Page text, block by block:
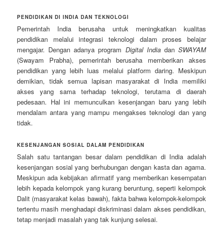
PENDIDIKAN DI INDIA DAN TEKNOLOGI
Pemerintah India berusaha untuk meningkatkan kualitas
pendidikan melalui integrasi teknologi dalam proses belajar
mengajar. Dengan adanya program Digital Indiadan SWAYAM
(Swayam Prabha), pemerintah berusaha memberikan akses
pendidikan yang lebih luas melalui platform daring. Meskipun
demikian, tidak semua lapisan masyarakat di India memiliki
akses yang sama terhadap teknologi, terutama di daerah
pedesaan. Hal ini memunculkan kesenjangan baru yang lebih
mendalam antara yang mampu mengakses teknologi dan yang
tidak.
KESENJANGAN SOSIAL DALAM PENDIDIKAN
Salah satu tantangan besar dalam pendidikan di India adalah
kesenjangan sosial yang berhubungan dengan kasta dan agama.
Meskipun ada kebijakan afirmatif yang memberikan kesempatan
lebih kepada kelompok yang kurang beruntung, seperti kelompok
Dalit (masyarakat kelas bawah), fakta bahwa kelompok-kelompok
tertentu masih menghadapi diskriminasi dalam akses pendidikan,
tetap menjadi masalah yang tak kunjung selesai.